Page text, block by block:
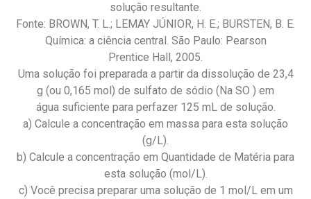
solução resultante.
Fonte: BROWN, T. L.; LEMAY JÚNIOR, H. E.; BURSTEN, B. E.
Química: a ciência central. São Paulo: Pearson
Prentice Hall, 2005.
Uma solução foi preparada a partir da dissolução de 23,4
g (ou 0,165 mol) de sulfato de sódio (Na SO ) em
água suficiente para perfazer 125 mL de solução.
a) Calcule a concentração em massa para esta solução
(g/L).
b) Calcule a concentração em Quantidade de Matéria para
esta solução (mol/L).
c) Você precisa preparar uma solução de 1 mol/L em um